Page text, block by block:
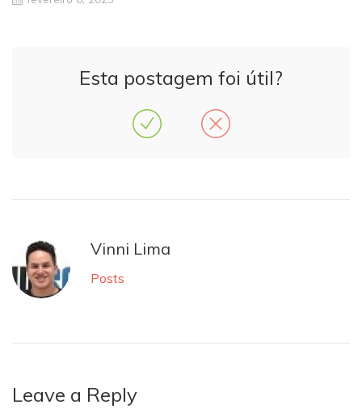
Esta postagem foi útil?
Vinni Lima
Posts
Leave a Reply